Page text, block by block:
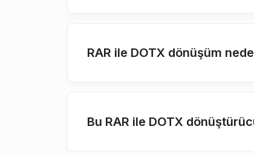
RAR ile DOTX dönüşüm
Bu RAR ile DOTX